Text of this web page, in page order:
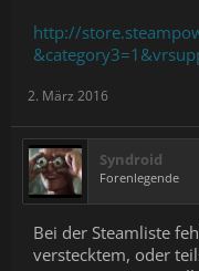
http://
2. März 2016
Syndroid
Forenlegende
Bei der Steamliste
verstecktem, oder